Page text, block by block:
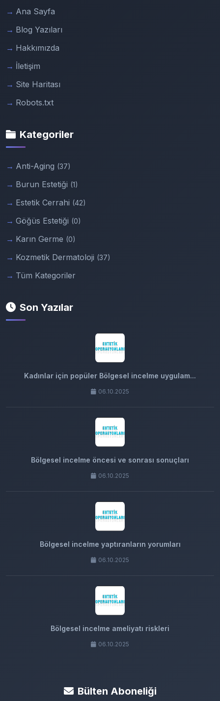
Ana Sayfa
Blog Yazıları
Hakkımızda
İletişim
Site Haritası
Robots.txt
Kategoriler
Anti-Aging (37)
Burun Estetiği (1)
Estetik Cerrahi (42)
Göğüs Estetiği (0)
Karın Germe (0)
Kozmetik Dermatoloji (37)
Tüm Kategoriler
Son Yazılar
Kadınlar için popüler Bölgesel incelme uygulam...
06.10.2025
Bölgesel incelme öncesi ve sonrası sonuçları
06.10.2025
Bölgesel incelme yaptıranların yorumları
06.10.2025
Bölgesel incelme ameliyatı riskleri
06.10.2025
Bülten Aboneliği